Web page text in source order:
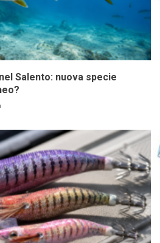
Salento: nuova specie